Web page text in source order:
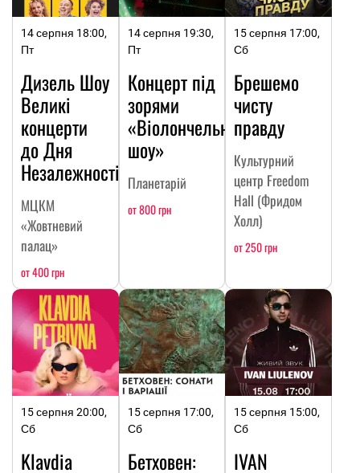
14 серпня 18:00,
Пт
Дизель Шоу
Великі
концерти
до Дня
Незалежності
МЦКМ
«Жовтневий
палац»
от 400 грн
14 серпня 19:30,
Пт
Концерт під
зорями
«Віолончельне
шоу»
Планетарій
от 800 грн
15 серпня 17:00,
Сб
Брешемо
чисту
правду
Культурний
центр Freedom
Hall (Фридом
Холл)
от 250 грн
15 серпня 20:00,
Сб
Klavdia
15 серпня 17:00,
Сб
Бетховен:
15 серпня 15:00,
Сб
IVAN